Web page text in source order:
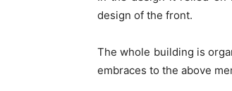
design of the front.
The whole building is
embraces to the above